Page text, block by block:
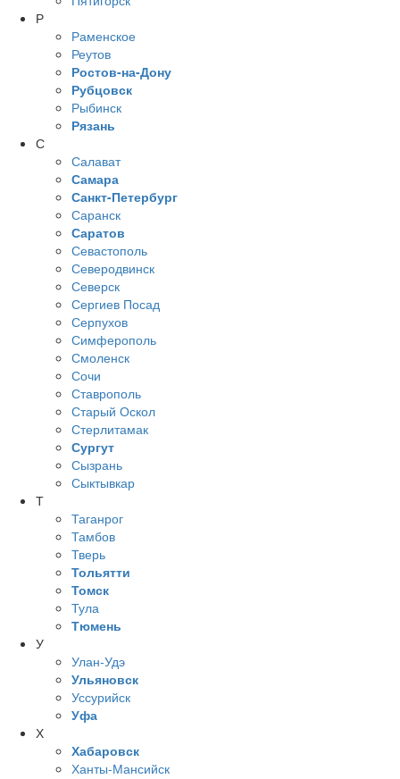
Р
Раменское
Реутов
Ростов-на-Дону
Рубцовск
Рыбинск
Рязань
С
Салават
Самара
Санкт-Петербург
Саранск
Саратов
Севастополь
Северодвинск
Северск
Сергиев Посад
Серпухов
Симферополь
Смоленск
Сочи
Ставрополь
Старый Оскол
Стерлитамак
Сургут
Сызрань
Сыктывкар
Т
Таганрог
Тамбов
Тверь
Тольятти
Томск
Тула
Тюмень
У
Улан-Удэ
Ульяновск
Уссурийск
Уфа
Х
Хабаровск
Ханты-Мансийск